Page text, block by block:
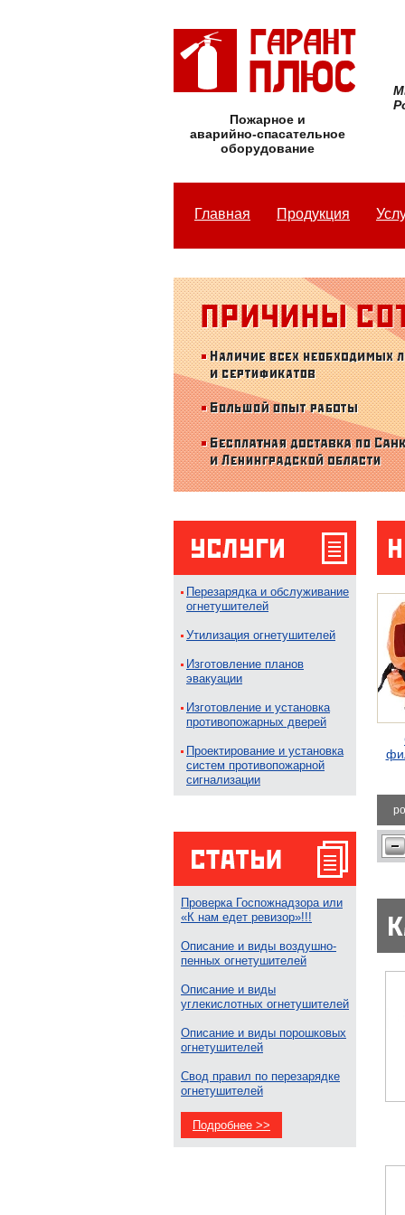
Пожарное и
аварийно-спасательное
оборудование
Главная Продукция
Перезарядка и обслуживание
огнетушителей
Утилизация огнетушителей
Изготовление планов
эвакуации
Изготовление и установка
противопожарных дверей
Проектирование и установка
систем противопожарной
сигнализации
Проверка Госпожнадзора или
«К нам едет ревизор»!!!
Описание и виды воздушно-
пенных огнетушителей
Описание и виды
углекислотных огнетушителей
Описание и виды порошковых
огнетушителей
Свод правил по перезарядке
огнетушителей
Подробнее >>